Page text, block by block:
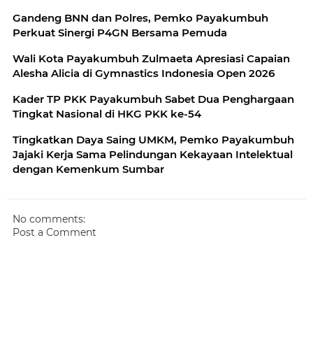
Gandeng BNN dan Polres, Pemko Payakumbuh
Perkuat Sinergi P4GN Bersama Pemuda
Wali Kota Payakumbuh Zulmaeta Apresiasi Capaian
Alesha Alicia di Gymnastics Indonesia Open 2026
Kader TP PKK Payakumbuh Sabet Dua Penghargaan
Tingkat Nasional di HKG PKK ke-54
Tingkatkan Daya Saing UMKM, Pemko Payakumbuh
Jajaki Kerja Sama Pelindungan Kekayaan Intelektual
dengan Kemenkum Sumbar
No comments:
Post a Comment